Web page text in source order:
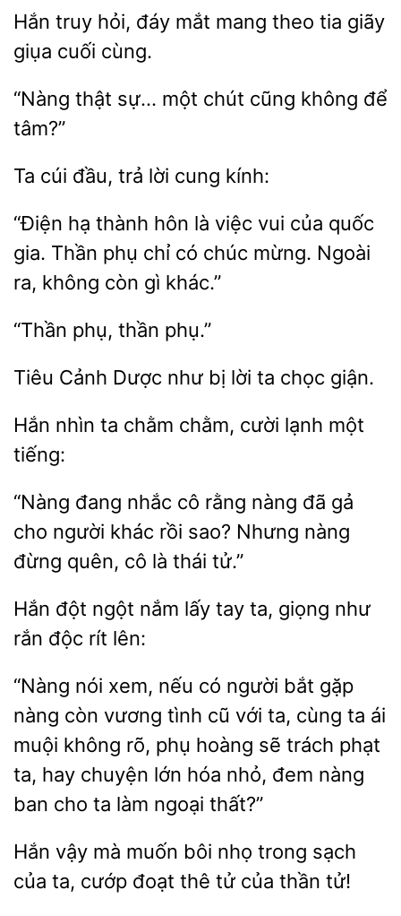
Hắn truy hỏi, đáy mang
tia
giụa cuối cùng.
thật sự… chút cũng
để
tâm?”
Ta trả lời cung
“Điện hạ thành
là việc vui của quốc
gia. Thần phụ chỉ có
mừng. Ngoài
ra,
còn gì khác.”
phụ.”
Tiêu Cảnh như lời ta giận.
Hắn nhìn chằm cười
một
tiếng:
“Nàng đang cô rằng
đã gả
cho người khác rồi sao? Nhưng nàng
đừng quên, cô là thái
Hắn đột lấy
ta, giọng như
rắn độc rít lên:
“Nàng nói
nếu có người bắt gặp
nàng còn vương
cũ với ta, cùng ta ái
muội không rõ, phụ hoàng sẽ trách phạt
ta, hay
lớn hóa nhỏ, đem nàng
ban cho ta làm ngoại thất?”
Hắn vậy mà muốn bôi nhọ trong
ta, cướp đoạt
tử của thần tử!